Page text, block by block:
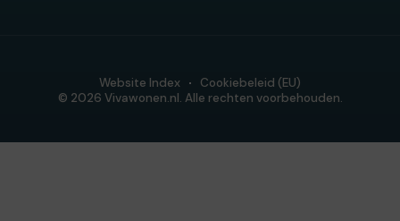
© 2026 Vivawonen.nl. Alle rechten voorbehouden.
Website Index Cookiebeleid (EU)